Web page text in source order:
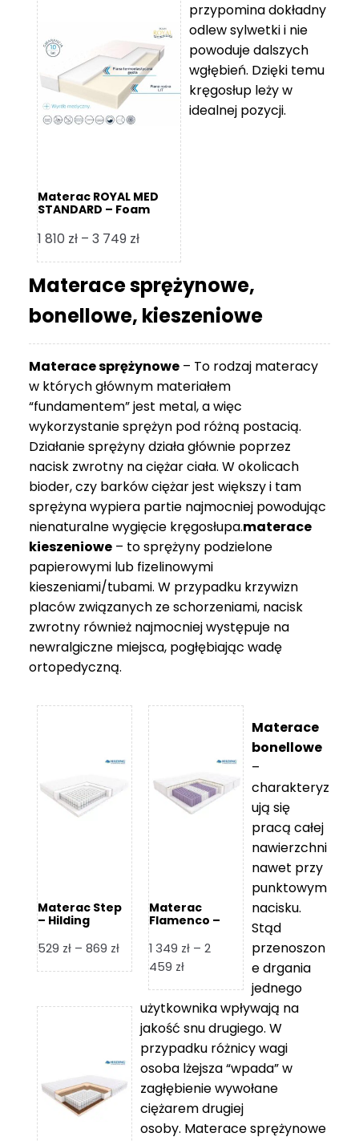
119 zł
do
11
670 zł
Materac ROYAL MED
STANDARD – Foam
1 810 zł – 3 749 złZakres
cen:
od
1
810 zł
749 zł
przypomina dokładny
odlew sylwetki i nie
powoduje dalszych
wgłębień. Dzięki temu
kręgosłup leży w
idealnej pozycji.
Materace sprężynowe,
bonellowe, kieszeniowe
Materace sprężynowe – To rodzaj materacy
w których głównym materiałem
“fundamentem” jest metal, a więc
wykorzystanie sprężyn pod różną postacią.
Działanie sprężyny działa głównie poprzez
nacisk zwrotny na ciężar ciała. W okolicach
bioder, czy barków ciężar jest większy i tam
sprężyna wypiera partie najmocniej powodując
nienaturalne wygięcie kręgosłupa.materace
kieszeniowe – to sprężyny podzielone
papierowymi lub fizelinowymi
kieszeniami/tubami. W przypadku krzywizn
placów związanych ze schorzeniami, nacisk
zwrotny również najmocniej występuje na
newralgiczne miejsca, pogłębiając wadę
ortopedyczną.
Materac Step
– Hilding
529 zł – 869 złZakres
cen:
529 zł
do
869 zł
Materac
Flamenco –
1 349 zł – 2
459 złZakres
od
1
349 zł
2
459 zł
Materace
bonellowe
–
charakteryz
ują się
pracą całej
nawierzchni
nawet przy
punktowym
nacisku.
Stąd
przenoszon
e drgania
jednego
użytkownika wpływają na
jakość snu drugiego. W
przypadku różnicy wagi
osoba lżejsza “wpada” w
zagłębienie wywołane
ciężarem drugiej
osoby. Materace sprężynowe